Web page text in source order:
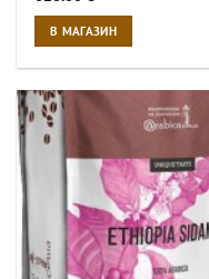
В МАГАЗИН